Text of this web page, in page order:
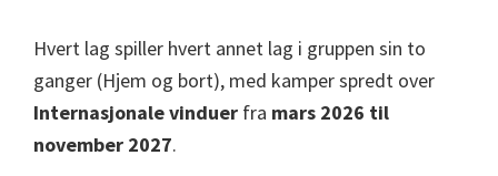
Hvert lag spiller hvert annet lag i gruppen sin to
ganger (Hjem og bort), med kamper spredt over
Internasjonale vinduer fra mars 2026 til
november 2027.